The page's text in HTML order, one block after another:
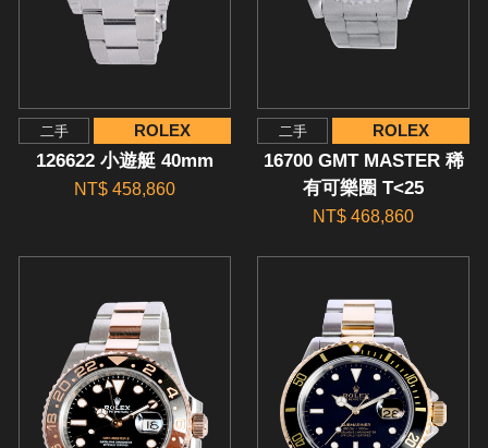
二手 ROLEX
126622 小遊艇 40mm
NT$ 458,860
二手 ROLEX
16700 GMT MASTER 稀
有可樂圈 T<25
NT$ 468,860